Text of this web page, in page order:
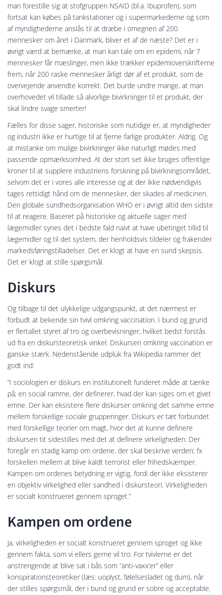
man forestille sig at stofgruppen NSAID (bl.a. Ibuprofen), som
fortsat kan købes på tankstationer og i supermarkederne og som
af myndighederne anslås til at dræbe i omegnen af 200
mennesker om året i Danmark, bliver et af de næste? Det er i
øvrigt værd at bemærke, at man kan tale om en epidemi, når 7
mennesker får mæslinger, men ikke trækker epidemioverskrifterne
frem, når 200 raske mennesker årligt dør af et produkt, som de
overvejende anvendte korrekt. Det burde undre mange, at man
overhovedet vil tillade så alvorlige bivirkninger til et produkt, der
skal lindre svage smerter!
Fælles for disse sager, historiske som nutidige er, at myndigheder
og industri ikke er hurtige til at fjerne farlige produkter. Aldrig. Og
at mistanke om mulige bivirkninger ikke naturligt mødes med
passende opmærksomhed. At der stort set ikke bruges offentlige
kroner til at supplere industriens forskning på bivirkningsområdet,
selvom det er i vores alle interesse og at der ikke nødvendigvis
tages rettidigt hånd om de mennesker, der skades af medicinen.
Den globale sundhedsorganisation WHO er i øvrigt altid den sidste
til at reagere. Baseret på historiske og aktuelle sager med
lægemidler synes det i bedste fald naivt at have ubetinget tillid til
lægemidler og til det system, der henholdsvis tildeler og frakender
markedsføringstilladelser. Det er klogt at have en sund skepsis.
Det er klogt at stille spørgsmål.
Diskurs
Og tilbage til det ulykkelige udgangspunkt, at det nærmest er
forbudt at bekende sin tvivl omkring vaccination. I bund og grund
er flertallet styret af tro og overbevisninger, hvilket bedst forstås
ud fra en diskursteoretisk vinkel. Diskursen omkring vaccination er
ganske stærk. Nedenstående udpluk fra Wikipedia rammer det
godt ind:
”I sociologien er diskurs en institutionelt funderet måde at tænke
på; en social ramme, der definerer, hvad der kan siges om et givet
emne. Der kan eksistere flere diskurser omkring det samme emne
mellem forskellige sociale grupperinger. Diskurs er tæt forbundet
med forskellige teorier om magt, hvor det at kunne definere
diskursen tit sidestilles med det at definere virkeligheden. Der
foregår en stadig kamp om ordene, der skal beskrive verden; fx
forskellen mellem at blive kaldt terrorist eller frihedskæmper.
Kampen om ordenes betydning er vigtig, fordi der ikke eksisterer
en objektiv virkelighed eller sandhed i diskursteori. Virkeligheden
er socialt konstrueret gennem sproget.”
Kampen om ordene
Ja, virkeligheden er socialt konstrueret gennem sproget og ikke
gennem fakta, som vi ellers gerne vil tro. For tvivlerne er det
anstrengende at blive sat i bås som ”anti-vaxx’er” eller
konspirationsteoretiker (læs: uoplyst, følelsesladet og dum), når
der stilles spørgsmål, der i bund og grund er sobre og acceptable.